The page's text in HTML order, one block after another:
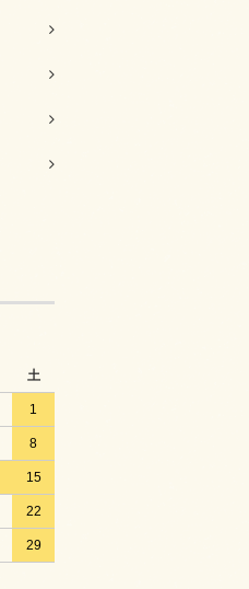
土
1
8
15
22
29